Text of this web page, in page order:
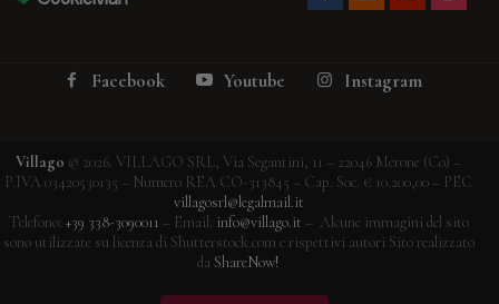
Facebook Youtube Instagram
Villago © 2026. VILLAGO SRL, Via Segantini, 11 – 22046 Merone (Co) –
P.IVA 03420530135 – Numero REA CO-313845 – Cap. Soc. € 10.200,00 – PEC
villagosrl@legalmail.it
Telefono: +39 338-3090011 – Email: info@villago.it – Alcune immagini del sito
sono utilizzate su licenza di Shutterstock.com e rispettivi autori Sito realizzato
da ShareNow!